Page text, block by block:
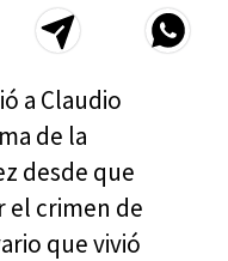
a Claudio
de la
desde que
el crimen de
que vivió